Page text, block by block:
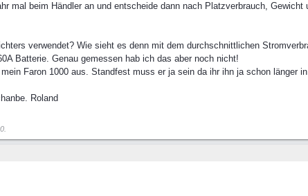
mal beim Händler an und entscheide dann nach Platzverbrauch, Gewicht
verwendet? Wie sieht es denn mit dem durchschnittlichen
Batterie. Genau gemessen hab ich das aber noch nicht!
Faron 1000 aus. Standfest muss er ja sein da ihr ihn ja schon länger
Roland